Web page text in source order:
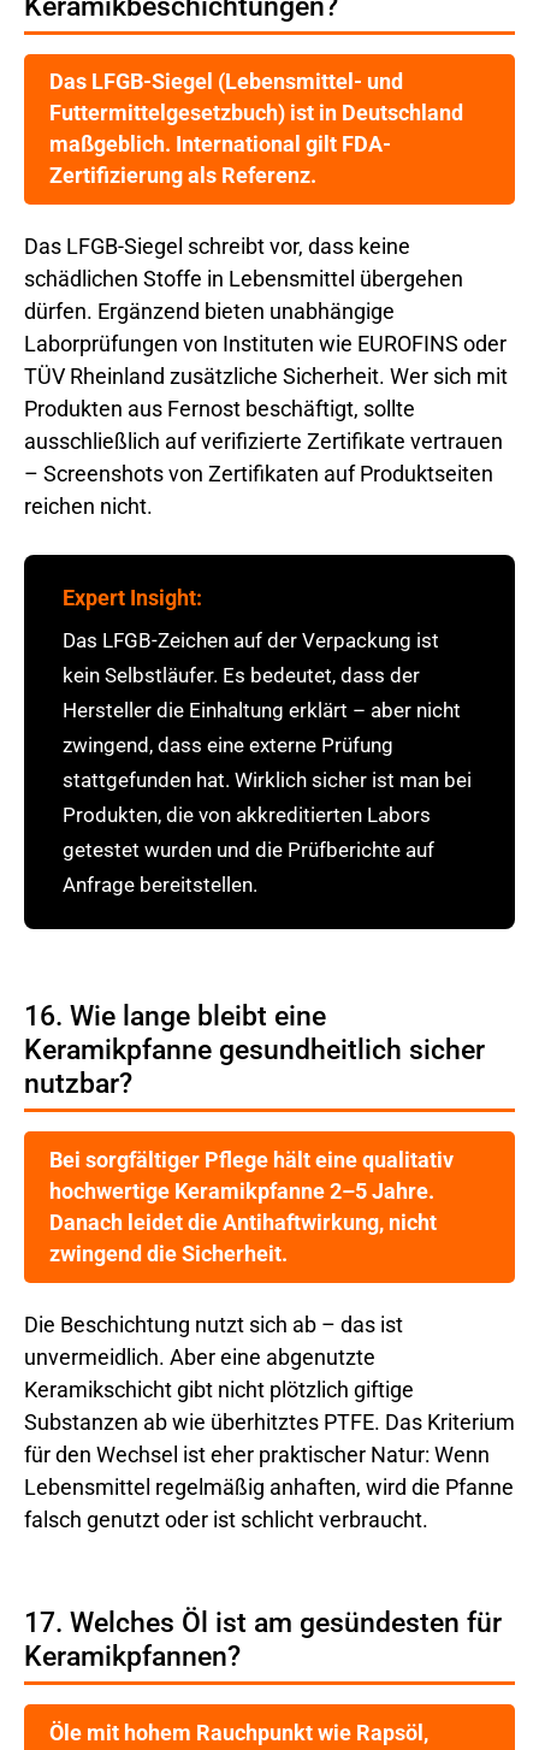
Das LFGB-Siegel (Lebensmittel- und
Futtermittelgesetzbuch) ist in Deutschland
maßgeblich. International gilt FDA-
Zertifizierung als Referenz.
Das LFGB-Siegel schreibt vor, dass keine
schädlichen Stoffe in Lebensmittel übergehen
dürfen. Ergänzend bieten unabhängige
Laborprüfungen von Instituten wie EUROFINS oder
TÜV Rheinland zusätzliche Sicherheit. Wer sich mit
Produkten aus Fernost beschäftigt, sollte
ausschließlich auf verifizierte Zertifikate vertrauen
– Screenshots von Zertifikaten auf Produktseiten
reichen nicht.
Expert Insight:
Das LFGB-Zeichen auf der Verpackung ist
kein Selbstläufer. Es bedeutet, dass der
Hersteller die Einhaltung erklärt – aber nicht
zwingend, dass eine externe Prüfung
stattgefunden hat. Wirklich sicher ist man bei
Produkten, die von akkreditierten Labors
getestet wurden und die Prüfberichte auf
Anfrage bereitstellen.
16. Wie lange bleibt eine
Keramikpfanne gesundheitlich sicher
nutzbar?
Bei sorgfältiger Pflege hält eine qualitativ
hochwertige Keramikpfanne 2–5 Jahre.
Danach leidet die Antihaftwirkung, nicht
zwingend die Sicherheit.
Die Beschichtung nutzt sich ab – das ist
unvermeidlich. Aber eine abgenutzte
Keramikschicht gibt nicht plötzlich giftige
Substanzen ab wie überhitztes PTFE. Das Kriterium
für den Wechsel ist eher praktischer Natur: Wenn
Lebensmittel regelmäßig anhaften, wird die Pfanne
falsch genutzt oder ist schlicht verbraucht.
17. Welches Öl ist am gesündesten für
Keramikpfannen?
Öle mit hohem Rauchpunkt wie Rapsöl,